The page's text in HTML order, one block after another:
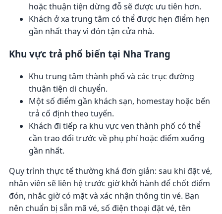
hoặc thuận tiện dừng đỗ sẽ được ưu tiên hơn.
Khách ở xa trung tâm có thể được hẹn điểm hẹn
gần nhất thay vì đón tận cửa nhà.
Khu vực trả phổ biến tại Nha Trang
Khu trung tâm thành phố và các trục đường
thuận tiện di chuyển.
Một số điểm gần khách sạn, homestay hoặc bến
trả cố định theo tuyến.
Khách đi tiếp ra khu vực ven thành phố có thể
cần trao đổi trước về phụ phí hoặc điểm xuống
gần nhất.
Quy trình thực tế thường khá đơn giản: sau khi đặt vé,
nhân viên sẽ liên hệ trước giờ khởi hành để chốt điểm
đón, nhắc giờ có mặt và xác nhận thông tin vé. Bạn
nên chuẩn bị sẵn mã vé, số điện thoại đặt vé, tên